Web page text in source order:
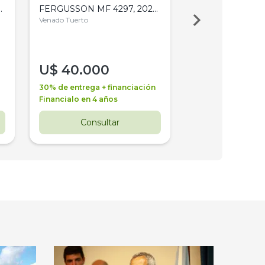
FERGUSSON MF 4297, 2020,
4WD, PATON
Venado Tuerto
U$ 40.000
30% de entrega + financiación
Financialo en 4 años
Consultar
Venado Tuerto